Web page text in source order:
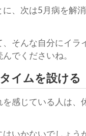
、次は5月病を解
そんな自分にイラ
でくださいね。
イムを設ける
を感じている人は、
はいかないでしょう